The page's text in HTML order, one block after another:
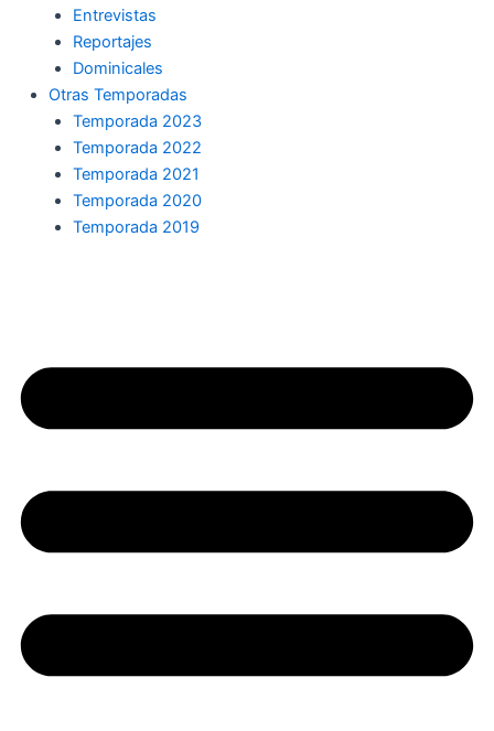
Entrevistas
Reportajes
Dominicales
Otras Temporadas
Temporada 2023
Temporada 2022
Temporada 2021
Temporada 2020
Temporada 2019